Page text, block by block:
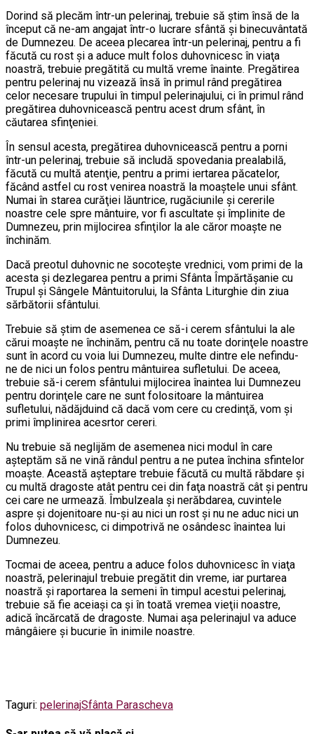
Dorind să plecăm într-un pelerinaj, trebuie să ştim însă de la
început că ne-am angajat într-o lucrare sfântă şi binecuvântată
de Dumnezeu. De aceea plecarea într-un pelerinaj, pentru a fi
făcută cu rost şi a aduce mult folos duhovnicesc în viaţa
noastră, trebuie pregătită cu multă vreme înainte. Pregătirea
pentru pelerinaj nu vizează însă în primul rând pregătirea
celor necesare trupului în timpul pelerinajului, ci în primul rând
pregătirea duhovnicească pentru acest drum sfânt, în
căutarea sfinţeniei.
În sensul acesta, pregătirea duhovnicească pentru a porni
într-un pelerinaj, trebuie să includă spovedania prealabilă,
făcută cu multă atenţie, pentru a primi iertarea păcatelor,
făcând astfel cu rost venirea noastră la moaştele unui sfânt.
Numai în starea curăţiei lăuntrice, rugăciunile şi cererile
noastre cele spre mântuire, vor fi ascultate şi împlinite de
Dumnezeu, prin mijlocirea sfinţilor la ale căror moaşte ne
închinăm.
Dacă preotul duhovnic ne socoteşte vrednici, vom primi de la
acesta şi dezlegarea pentru a primi Sfânta Împărtăşanie cu
Trupul şi Sângele Mântuitorului, la Sfânta Liturghie din ziua
sărbătorii sfântului.
Trebuie să ştim de asemenea ce să-i cerem sfântului la ale
cărui moaşte ne închinăm, pentru că nu toate dorinţele noastre
sunt în acord cu voia lui Dumnezeu, multe dintre ele nefindu-
ne de nici un folos pentru mântuirea sufletului. De aceea,
trebuie să-i cerem sfântului mijlocirea înaintea lui Dumnezeu
pentru dorinţele care ne sunt folositoare la mântuirea
sufletului, nădăjduind că dacă vom cere cu credinţă, vom şi
primi împlinirea acesrtor cereri.
Nu trebuie să neglijăm de asemenea nici modul în care
aşteptăm să ne vină rândul pentru a ne putea închina sfintelor
moaşte. Această aşteptare trebuie făcută cu multă răbdare şi
cu multă dragoste atât pentru cei din faţa noastră cât şi pentru
cei care ne urmează. Îmbulzeala şi nerăbdarea, cuvintele
aspre şi dojenitoare nu-şi au nici un rost şi nu ne aduc nici un
folos duhovnicesc, ci dimpotrivă ne osândesc înaintea lui
Dumnezeu.
Tocmai de aceea, pentru a aduce folos duhovnicesc în viaţa
noastră, pelerinajul trebuie pregătit din vreme, iar purtarea
noastră şi raportarea la semeni în timpul acestui pelerinaj,
trebuie să fie aceiaşi ca şi în toată vremea vieţii noastre,
adică încărcată de dragoste. Numai aşa pelerinajul va aduce
mângâiere şi bucurie în inimile noastre.
Taguri: pelerinajSfânta Parascheva